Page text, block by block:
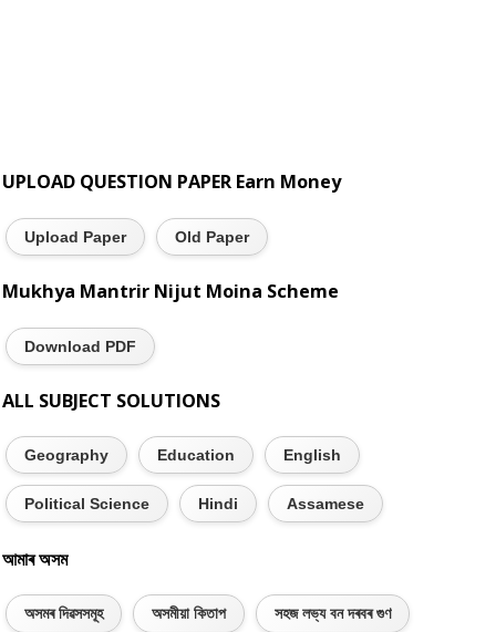
UPLOAD QUESTION PAPER Earn Money
Upload Paper Old Paper
Mukhya Mantrir Nijut Moina Scheme
Download PDF
ALL SUBJECT SOLUTIONS
Geography Education English
Political Science Hindi Assamese
আমাৰ অসম
অসমৰ দিৱসসমূহ অসমীয়া কিতাপ সহজ লভ্য বন দৰবৰ গুণ